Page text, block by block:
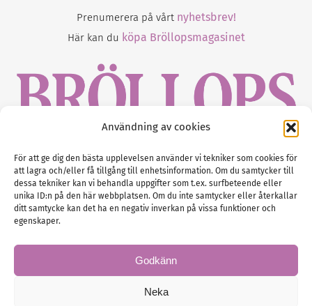
Användning av cookies
För att ge dig den bästa upplevelsen använder vi tekniker som cookies för
att lagra och/eller få tillgång till enhetsinformation. Om du samtycker till
dessa tekniker kan vi behandla uppgifter som t.ex. surfbeteende eller
unika ID:n på den här webbplatsen. Om du inte samtycker eller återkallar
ditt samtycke kan det ha en negativ inverkan på vissa funktioner och
egenskaper.
Godkänn
Neka
Prenumerera på vårt nyhetsbrev!
Här kan du köpa Bröllopsmagasinet
Gustaf Mattssons väg 2, 451 50 Uddevalla
Tel :0522-68 11 90
E-post:info@nordicbridalmedia.com